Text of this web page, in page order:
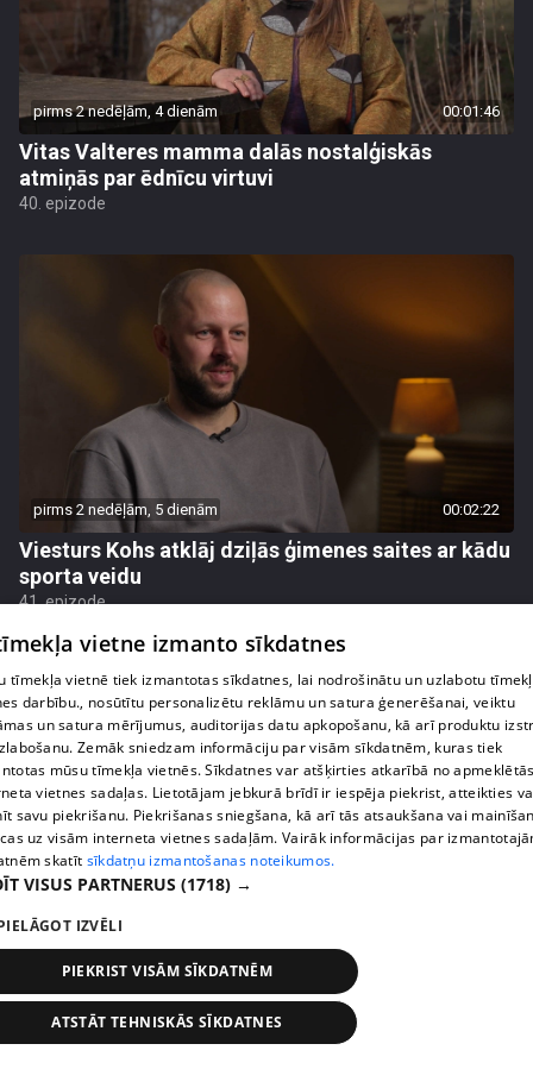
pirms 2 nedēļām, 4 dienām 00:01:46
Vitas Valteres mamma dalās nostalģiskās
atmiņās par ēdnīcu virtuvi
40. epizode
pirms 2 nedēļām, 5 dienām 00:02:22
Viesturs Kohs atklāj dziļās ģimenes saites ar kādu
sporta veidu
41. epizode
"Man gribējās būt tādai seksīgai!" Estere Bindre
atklāj savu fotosesijas pieredzi
42. epizode
vietne izmanto sīkdatnes
tīmekļa vietnē tiek izmantotas sīkdatnes, lai nodrošinātu un uzlabotu
darbību., nosūtītu personalizētu reklāmu un satura ģenerēšanai, veiktu
un satura mērījumus, auditorijas datu apkopošanu, kā arī produktu
Zemāk sniedzam informāciju par visām sīkdatnēm, kuras tiek
mūsu tīmekļa vietnēs. Sīkdatnes var atšķirties atkarībā no
vietnes sadaļas. Lietotājam jebkurā brīdī ir iespēja piekrist, atteikties
savu piekrišanu. Piekrišanas sniegšana, kā arī tās atsaukšana vai
uz visām interneta vietnes sadaļām. Vairāk informācijas par
skatīt sīkdatņu izmantošanas noteikumos.
VISUS PARTNERUS (1718) →
IZVĒLI
PIEKRIST VISĀM SĪKDATNĒM
ATSTĀT TEHNISKĀS SĪKDATNES